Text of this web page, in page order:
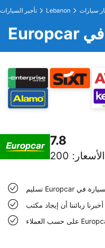
تأجير السيارات Lebanon
7.8
الأسعار :